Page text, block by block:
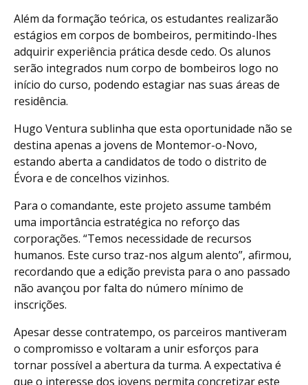
Além da formação teórica, os estudantes realizarão
estágios em corpos de bombeiros, permitindo-lhes
adquirir experiência prática desde cedo. Os alunos
serão integrados num corpo de bombeiros logo no
início do curso, podendo estagiar nas suas áreas de
residência.
Hugo Ventura sublinha que esta oportunidade não se
destina apenas a jovens de Montemor-o-Novo,
estando aberta a candidatos de todo o distrito de
Évora e de concelhos vizinhos.
Para o comandante, este projeto assume também
uma importância estratégica no reforço das
corporações. “Temos necessidade de recursos
humanos. Este curso traz-nos algum alento”, afirmou,
recordando que a edição prevista para o ano passado
não avançou por falta do número mínimo de
inscrições.
Apesar desse contratempo, os parceiros mantiveram
o compromisso e voltaram a unir esforços para
tornar possível a abertura da turma. A expectativa é
que o interesse dos jovens permita concretizar este